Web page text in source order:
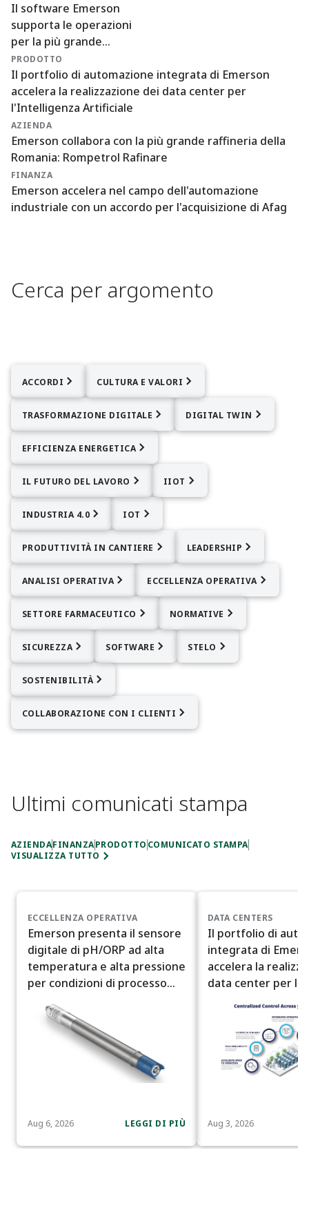
Il software Emerson
supporta le operazioni
per la più grande
implementazione di un
sistema di stoccaggio di
energia a batteria in India
PRODOTTO
Il portfolio di automazione integrata di Emerson
accelera la realizzazione dei data center per
l'Intelligenza Artificiale
AZIENDA
Emerson collabora con la più grande raffineria della
Romania: Rompetrol Rafinare
FINANZA
Emerson accelera nel campo dell'automazione
industriale con un accordo per l'acquisizione di Afag
Cerca per argomento
ACCORDI CULTURA E VALORI
TRASFORMAZIONE DIGITALE DIGITAL TWIN
EFFICIENZA ENERGETICA
IL FUTURO DEL LAVORO IIOT
INDUSTRIA 4.0 IOT
PRODUTTIVITÀ IN CANTIERE LEADERSHIP
ANALISI OPERATIVA ECCELLENZA OPERATIVA
SETTORE FARMACEUTICO NORMATIVE
SICUREZZA SOFTWARE STELO
SOSTENIBILITÀ
COLLABORAZIONE CON I CLIENTI
Ultimi comunicati stampa
AZIENDAFINANZAPRODOTTO COMUNICATO STAMPA
VISUALIZZA TUTTO
ECCELLENZA OPERATIVA
Emerson presenta il sensore
digitale di pH/ORP ad alta
temperatura e alta pressione
per condizioni di processo
Aug 6, 2026 LEGGI DI PIÙ
DATA CENTERS
Il portfolio di
integrata di
accelera la
data center per
Aug 3, 2026